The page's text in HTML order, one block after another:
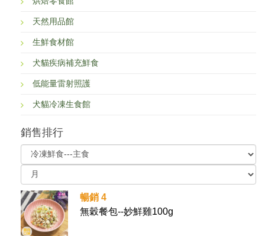
天然用品館
生鮮食材館
犬貓疾病補充鮮食
低能量雷射照護
犬貓冷凍生食館
銷售排行
暢銷 4
無穀餐包--妙鮮雞100g